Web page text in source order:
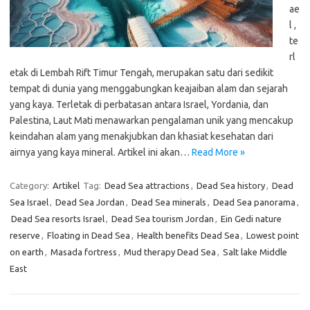
ae
l ,
te
rl
etak di Lembah Rift Timur Tengah, merupakan satu dari sedikit
tempat di dunia yang menggabungkan keajaiban alam dan sejarah
yang kaya. Terletak di perbatasan antara Israel, Yordania, dan
Palestina, Laut Mati menawarkan pengalaman unik yang mencakup
keindahan alam yang menakjubkan dan khasiat kesehatan dari
airnya yang kaya mineral. Artikel ini akan… Read More »
Category: Artikel Tag: Dead Sea attractions , Dead Sea history, Dead
Sea Israel, Dead Sea Jordan , Dead Sea minerals , Dead Sea panorama ,
Dead Sea resorts Israel, Dead Sea tourism Jordan , Ein Gedi nature
reserve , Floating in Dead Sea , Health benefits Dead Sea , Lowest point
on earth , Masada fortress , Mud therapy Dead Sea , Salt lake Middle
East